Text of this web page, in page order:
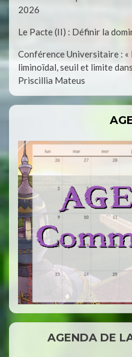
2026
Le Pacte (II) : Définir la
Conférence Universitaire : «
liminoïdal, seuil et limite
Priscillia Mateus
AGENDA DE